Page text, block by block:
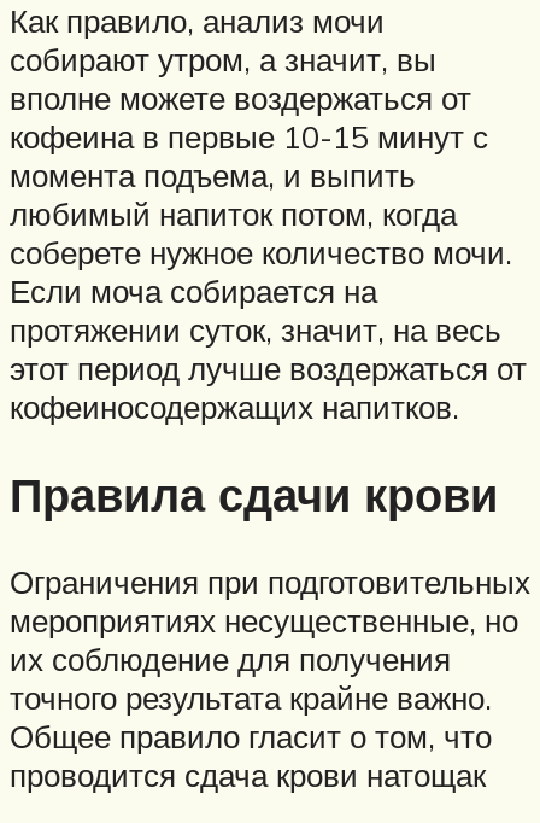
Как правило, анализ мочи
собирают утром, а значит, вы
вполне можете воздержаться от
кофеина в первые 10-15 минут с
момента подъема, и выпить
любимый напиток потом, когда
соберете нужное количество мочи.
Если моча собирается на
протяжении суток, значит, на весь
этот период лучше воздержаться от
кофеиносодержащих напитков.
Правила сдачи крови
Ограничения при подготовительных
мероприятиях несущественные, но
их соблюдение для получения
точного результата крайне важно.
Общее правило гласит о том, что
проводится сдача крови натощак